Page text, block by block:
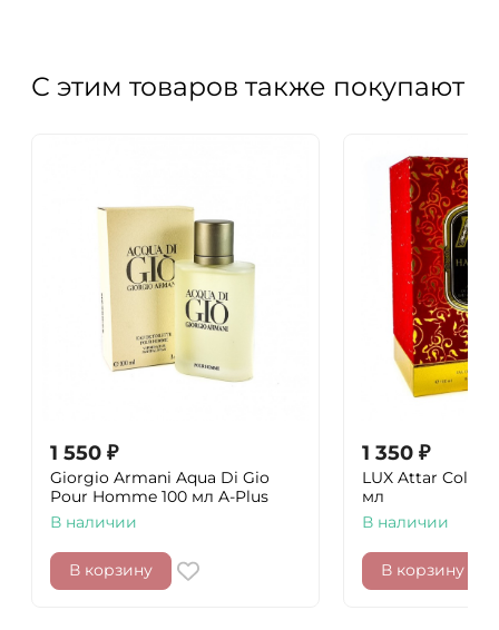
С этим товаров также покупают
1 550 ₽
Giorgio Armani Aqua Di Gio
Pour Homme 100 мл A-Plus
В наличии
В корзину
1 350 ₽
LUX Attar
мл
В наличии
В корзину